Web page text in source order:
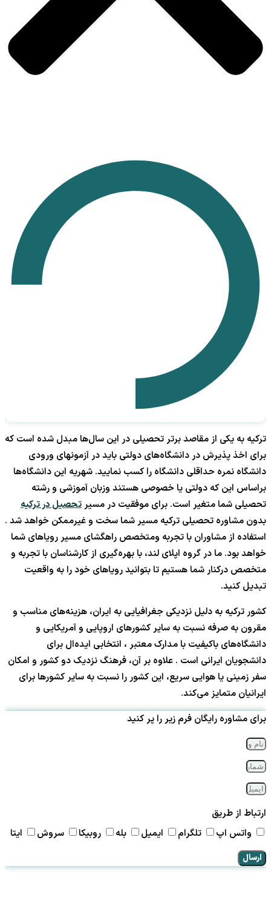
ترکیه به یکی از مقاصد برتر تحصیلی در این سال‌ها مبدل شده است که
برای اخذ پذیرش در دانشگاه‌های دولتی باید در آزمونهای ورودی
دانشگاه نمره حداقلی دانشگاه را کسب نمایید. شهریه این دانشگاه‌ها
براساس این که دولتی یا خصوصی هستند وزبان آموزشی و رشته
تحصیلی شما متغیر است. برای موفقیت در مسیرتحصیل در ترکیه
بدون مشاوره تحصیلی ترکیه مسیر شما سخت و غیرممکن خواهد شد .
استفاده از مشاوران با تجربه ومتخصص راهگشای مسیر رویاهای شما
خواهد بود. ما در گروه اپلای لند، با بهره‌گیری از کارشناسان با تجربه و
متخصص در‌کنار شما هستیم تا بتوانید رویاهای خود را به واقعیت
تبدیل کنید.
کشور ترکیه به دلیل نزدیکی جغرافیایی به ایران، هزینه‌های مناسب و
مقرون به صرفه نسبت به سایر کشورهای اروپایی و آمریکایی و
دانشگاه‌های باکیفیت با مدارک معتبر ، انتخابی ایده‌ال برای
دانشجویان ایرانی است . علاوه بر آن، فرهنگ نزدیک دو کشور و امکان
سفر زمینی یا هوایی سریع، این کشور را نسبت به سایر کشورها برای
ایرانیان متمایز می‌کند.
برای مشاوره رایگان فرم زیر را پر کنید
ارتباط از طریق
واتس اپ
تلگرام ایمیل بله روبیکا سروش ایتا
ارسال